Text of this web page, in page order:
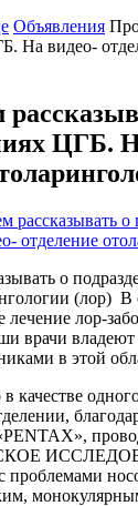
Объявления
На видео-
ЦГБ.
о
(лор) В
лечение лор-
врачи
в этой
качестве
проблемами